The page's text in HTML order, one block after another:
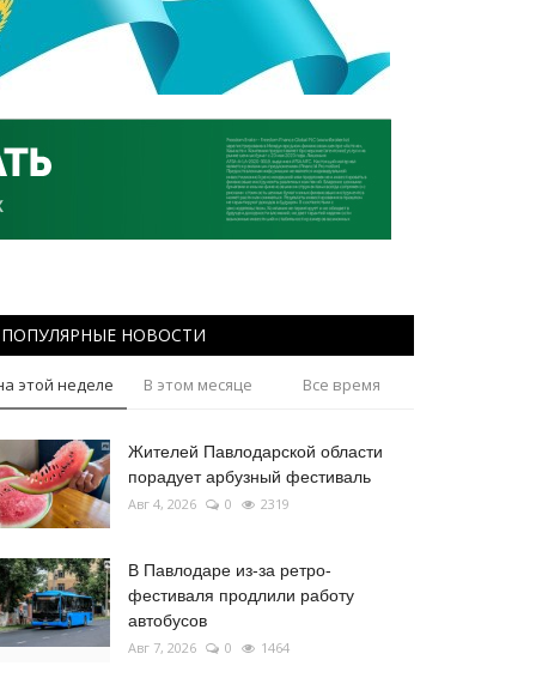
ПОПУЛЯРНЫЕ НОВОСТИ
этой неделе В этом месяце Все время
Жителей Павлодарской области
порадует арбузный фестиваль
Авг 4, 2026 0 2319
В Павлодаре из-за ретро-
фестиваля продлили работу
автобусов
Авг 7, 2026 0 1464